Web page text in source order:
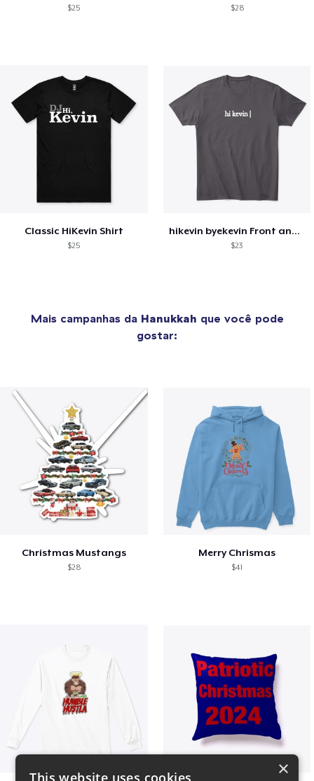
$25 $28
Classic HiKevin Shirt
$25
hikevin byekevin Front and Back Tee
$23
Mais campanhas da Hanukkah que você pode
gostar:
Christmas Mustangs
$28
Merry Chrismas
$41
×
This website uses cookies